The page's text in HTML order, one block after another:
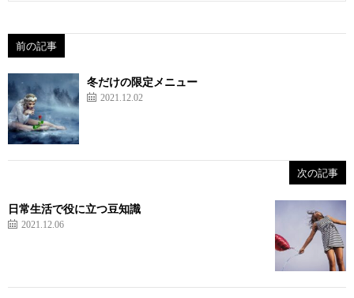
前の記事
冬だけの限定メニュー
2021.12.02
次の記事
日常生活で役に立つ豆知識
2021.12.06